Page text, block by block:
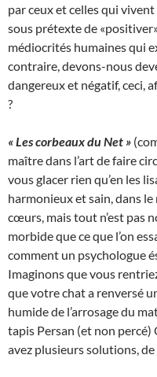
par ceux et celles qui
sous prétexte de
médiocrités humaines qui
contraire, devons-nous
dangereux et négatif, ceci,
?
« Les corbeaux du Net »
maître dans l’art de faire
vous glacer rien qu’en les
harmonieux et sain, dans
cœurs, mais tout n’est pas
morbide que ce que l’on
comment un psychologue
Imaginons que vous
que votre chat a renversé
humide de l’arrosage du
tapis Persan (et non percé)
avez plusieurs solutions,